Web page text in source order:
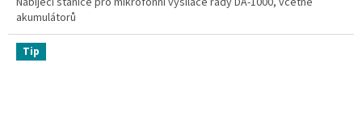
akumulátorů
Tip